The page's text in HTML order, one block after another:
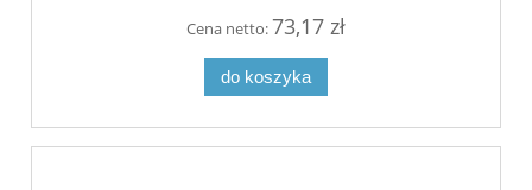
Cena netto:73,17 zł
do koszyka